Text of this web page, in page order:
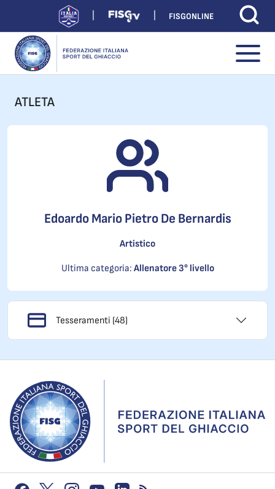
FISGONLINE
ATLETA
Edoardo Mario Pietro De Bernardis
Artistico
Ultima categoria: Allenatore 3° livello
Tesseramenti (48)